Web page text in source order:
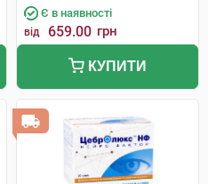
Є в наявності
від 659.00 грн
КУПИТИ